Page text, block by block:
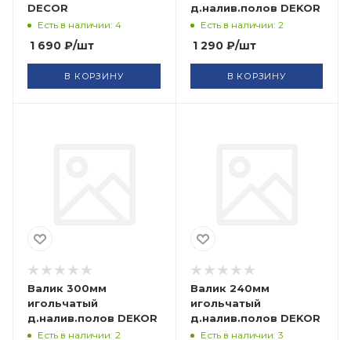
DECOR
Есть в наличии: 4
1 690 ₽/шт
В КОРЗИНУ
д.налив.полов DEKOR
Есть в наличии: 2
1 290₽/шт
В КОРЗИНУ
Валик 300мм
игольчатый
д.налив.полов DEKOR
Есть в наличии: 2
Валик 240мм
игольчатый
д.налив.полов DEKOR
Есть в наличии: 3